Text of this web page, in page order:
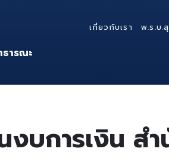
ธารณะ
เกี่ยวกับเรา พ.ร.บ.
งบการเงิน ส